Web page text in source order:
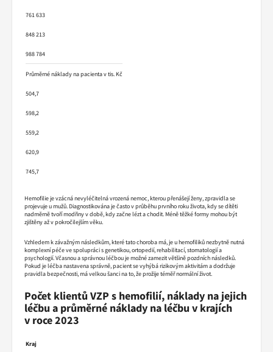
761 633
848 213
988 784
Průměrné náklady na pacienta v tis. Kč
504,7
598,2
559,2
620,9
745,7
Hemofilie je vzácná nevyléčitelná vrozená nemoc, kterou přenášejí ženy, zpravidla se
projevuje u mužů. Diagnostikována je často v průběhu prvního roku života, kdy se dítěti
nadměrně tvoří modřiny v době, kdy začne lézt a chodit. Méně těžké formy mohou být
zjištěny až v pokročilejším věku.
Vzhledem k závažným následkům, které tato choroba má, je u hemofiliků nezbytně nutná
komplexní péče ve spolupráci s genetikou, ortopedií, rehabilitací, stomatologií a
psychologií. Včasnou a správnou léčbou je možné zamezit většině pozdních následků.
Pokud je léčba nastavena správně, pacient se vyhýbá rizikovým aktivitám a dodržuje
pravidla bezpečnosti, má velkou šanci na to, že prožije téměř normální život.
Počet klientů VZP s hemofilií, náklady na jejich
léčbu a průměrné náklady na léčbu v krajích
v roce 2023
Kraj